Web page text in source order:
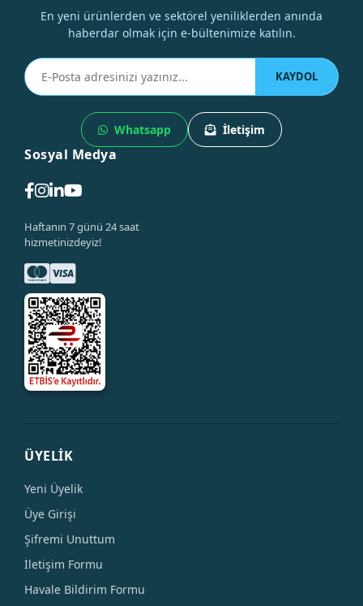
En yeni ürünlerden ve sektörel yeniliklerden anında
haberdar olmak için e-bültenimize katılın.
KAYDOL
Whatsapp İletişim
Sosyal Medya
Haftanın 7 günü 24 saat
hizmetinizdeyiz!
ÜYELİK
Yeni Üyelik
Üye Girişi
Şifremi Unuttum
İletişim Formu
Havale Bildirim Formu